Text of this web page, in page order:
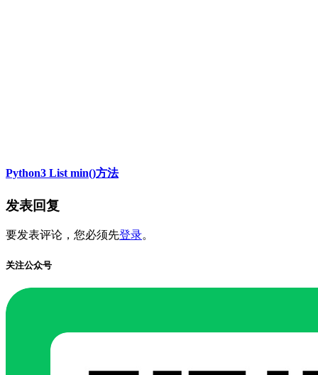
Python3 List min()方法
发表回复
要发表评论，您必须先登录。
关注公众号